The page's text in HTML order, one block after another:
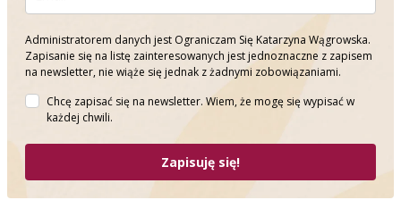
Administratorem danych jest Ograniczam Się Katarzyna Wągrowska.
Zapisanie się na listę zainteresowanych jest jednoznaczne z zapisem
na newsletter, nie wiąże się jednak z żadnymi zobowiązaniami.
Chcę zapisać się na newsletter. Wiem, że mogę się wypisać w
każdej chwili.
Zapisuję się!